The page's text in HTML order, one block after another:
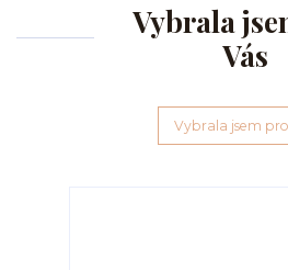
Vybrala
Vás
Vybrala jsem